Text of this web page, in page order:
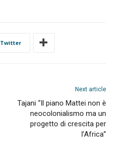
Twitter
Next article
Tajani “Il piano Mattei non è
neocolonialismo ma un
progetto di crescita per
l’Africa”